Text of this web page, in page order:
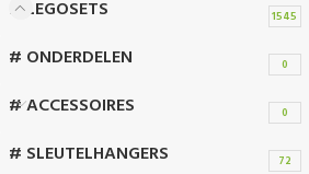
# LEGOSETS 1545
# ONDERDELEN 0
# ACCESSOIRES 0
# SLEUTELHANGERS 72